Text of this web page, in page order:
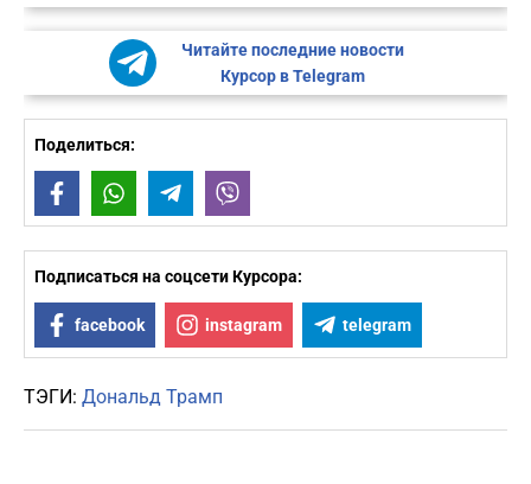
Читайте последние новости
Курсор в Telegram
Поделиться:
FacebookWhatsAppTelegram
Подписаться на соцсети Курсора:
facebook instagram telegram
ТЭГИ: Дональд Трамп